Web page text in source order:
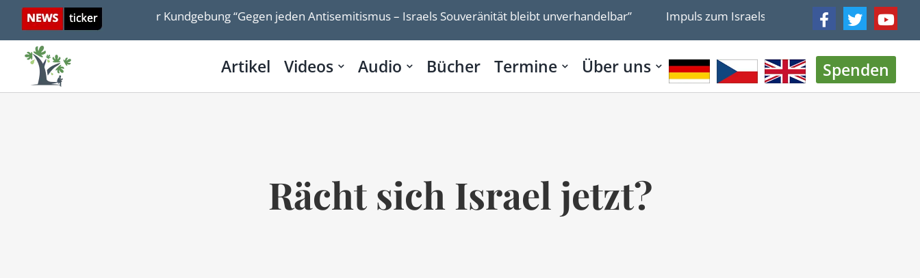
Skip
content
Stawski bei der Kundgebung “Gegen jeden Antisemitismus – Israels Souveränität bleibt unverhandelbar” Impuls zum Israelsonntag: Kein Grund für christliche
Artikel Videos Audio Bücher Termine Über uns Spenden
Rächt sich Israel jetzt?